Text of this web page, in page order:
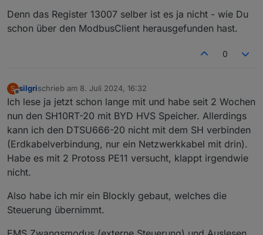
SG6.0RT habe. Ich bin bisher davon ausgegangen,
dass der SG6 mit dem SH10 kommuniziert und der
SH10 derjenige ist, der alle Daten aufbereitet
dem SH10 wohl noch mitteilen, dass da ein anderer
gestellt.
Vielen Dank Euch
Denn das Register 13007 selber ist es ja nicht - wie Du
schon über den ModbusClient herausgefunden hast.
0
S
Offline
silgrischrieb am 8. Juli 2024, 16:32
zuletzt editiert von
Ich lese ja jetzt schon lange mit und habe seit 2 Wochen
nun den SH10RT-20 mit BYD HVS Speicher. Allerdings
kann ich den DTSU666-20 nicht mit dem SH verbinden
(Erdkabelverbindung, nur ein Netzwerkkabel mit drin).
Habe es mit 2 Protoss PE11 versucht, klappt irgendwie
nicht.
Also habe ich mir ein Blockly gebaut, welches die
Steuerung übernimmt.